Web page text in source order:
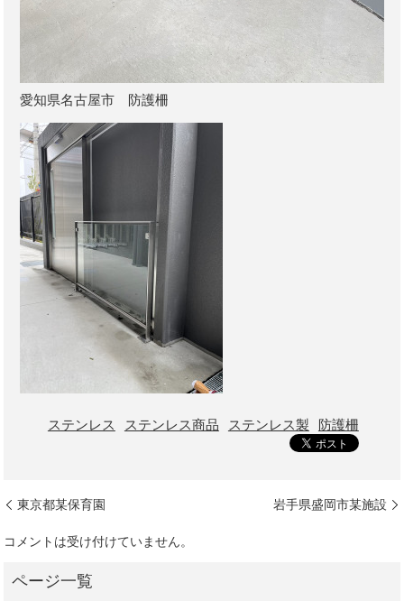
愛知県名古屋市 防護柵
ステンレス ステンレス商品 ステンレス製 防護柵
東京都某保育園 岩手県盛岡市某施設
コメントは受け付けていません。